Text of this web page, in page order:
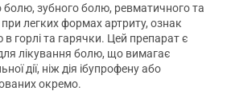
болю, зубного болю, ревматичного та
легких формах артриту, ознак
в горлі та гарячки. Цей препарат є
лікування болю, що вимагає
дії, ніж дія ібупрофену або
окремо.